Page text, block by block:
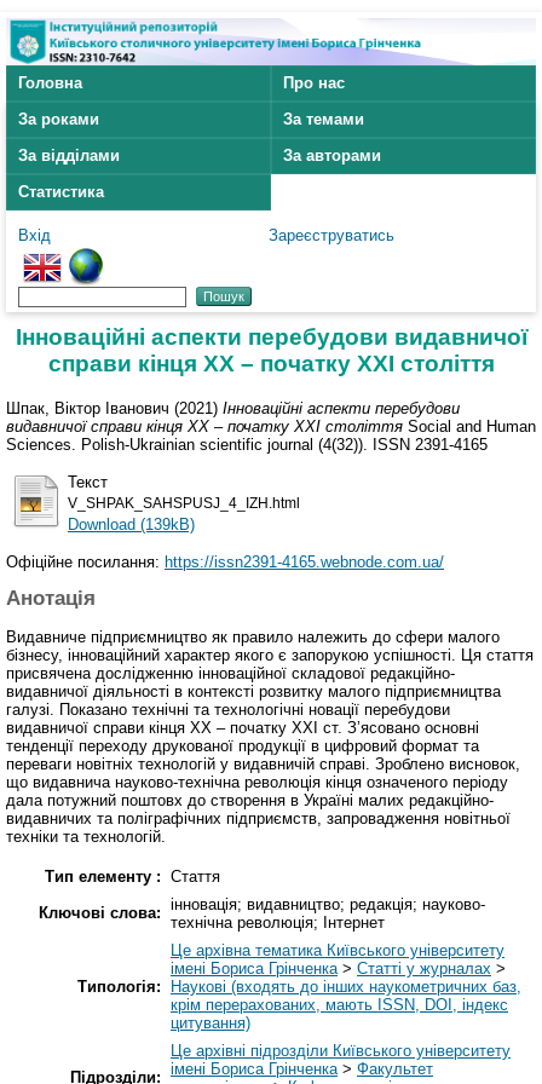
Головна
Про нас
За роками
За темами
За відділами
За авторами
Статистика
Вхід Зареєструватись
Інноваційні аспекти перебудови видавничої
справи кінця XX – початку XXI століття
Шпак, Віктор Іванович (2021) Інноваційні аспекти перебудови
видавничої справи кінця XX – початку XXI століття Social and Human
Sciences. Polish-Ukrainian scientific journal (4(32)). ISSN 2391-4165
Текст
V_SHPAK_SAHSPUSJ_4_IZH.html
Download (139kB)
Офіційне посилання: https://issn2391-4165.webnode.com.ua/
Анотація
Видавниче підприємництво як правило належить до сфери малого
бізнесу, інноваційний характер якого є запорукою успішності. Ця стаття
присвячена дослідженню інноваційної складової редакційно-
видавничої діяльності в контексті розвитку малого підприємництва
галузі. Показано технічні та технологічні новації перебудови
видавничої справи кінця ХХ – початку ХХІ ст. З’ясовано основні
тенденції переходу друкованої продукції в цифровий формат та
переваги новітніх технологій у видавничій справі. Зроблено висновок,
що видавнича науково-технічна революція кінця означеного періоду
дала потужний поштовх до створення в Україні малих редакційно-
видавничих та поліграфічних підприємств, запровадження новітньої
техніки та технологій.
Тип елементу : Стаття
Ключові слова: інновація; видавництво; редакція; науково-
технічна революція; Інтернет
Типологія:
Це архівна тематика Київського університету
імені Бориса Грінченка> Статті у журналах >
Наукові (входять до інших наукометричних баз,
крім перерахованих, мають ISSN, DOI, індекс
цитування)
Підрозділи:
Це архівні підрозділи Київського університету
імені Бориса Грінченка> Факультет